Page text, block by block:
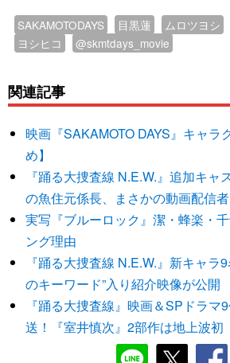
SAKAMOTODAYS 目黒蓮 ムロツヨシ
ヨシヒコ
@skmtdays_movie
関連記事
映画『SAKAMOTO DAYS』キャラ
め】
『踊る大捜査線 N.E.W.』追加キ
の魚住元係長、まさかの動画配信
実写『ブルーロック』潔・蜂楽・
ング理由
『踊る大捜査線 N.E.W.』新キャ
のキーワード”入り紹介映像が公開
『踊る大捜査線』映画＆SPドラマ
送！『室井慎次』2部作は地上波初